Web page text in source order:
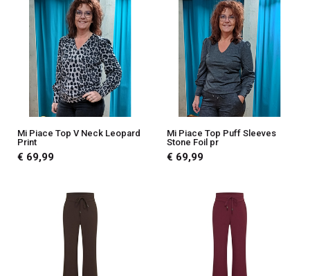
Mi Piace Top V Neck Leopard
Print
€ 69,99
Mi Piace Top Puff Sleeves
Stone Foil pr
€ 69,99